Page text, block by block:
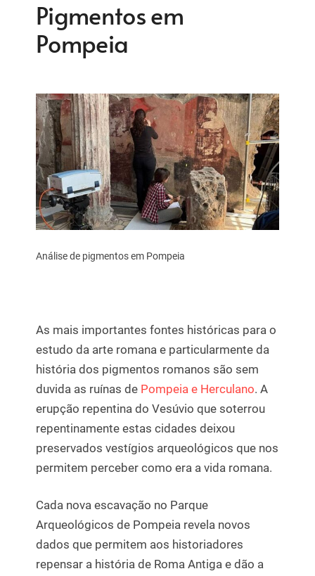
Pigmentos em
Pompeia
Análise de pigmentos em Pompeia
As mais importantes fontes históricas para o
estudo da arte romana e particularmente da
história dos pigmentos romanos são sem
duvida as ruínas de Pompeia e Herculano. A
erupção repentina do Vesúvio que soterrou
repentinamente estas cidades deixou
preservados vestígios arqueológicos que nos
permitem perceber como era a vida romana.
Cada nova escavação no Parque
Arqueológicos de Pompeia revela novos
dados que permitem aos historiadores
repensar a história de Roma Antiga e dão a